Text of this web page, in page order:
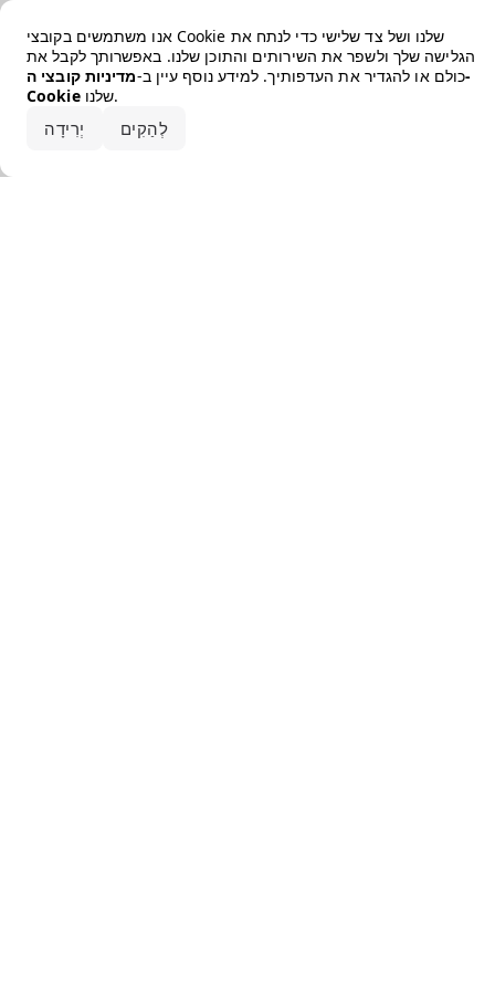
אנו משתמשים בקובצי Cookie שלנו ושל צד שלישי כדי לנתח את
הגלישה שלך ולשפר את השירותים והתוכן שלנו. באפשרותך לקבל את
כולם או להגדיר את העדפותיך. למידע נוסף עיין ב-מדיניות קובצי ה-
Cookie
שלנו.
יְרִידָה לְהַקִים
Error loading the brand